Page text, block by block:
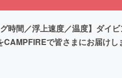
時間／浮上速度／温度】ダイ
で皆さまにお届けし